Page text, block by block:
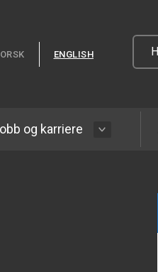
ENGLISH
og karriere